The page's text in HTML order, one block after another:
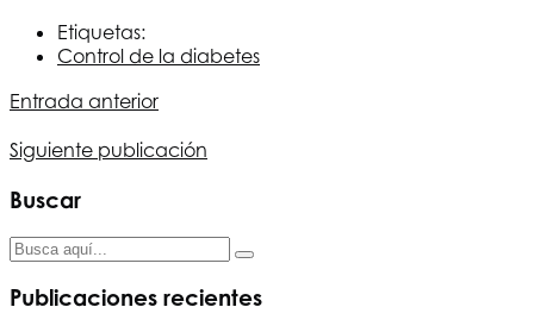
Etiquetas:
Control de la diabetes
Entrada anterior
Siguiente publicación
Buscar
Publicaciones recientes